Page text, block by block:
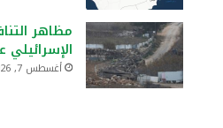
مظاهر
الإسرائيلي
أغسطس 7, 2026